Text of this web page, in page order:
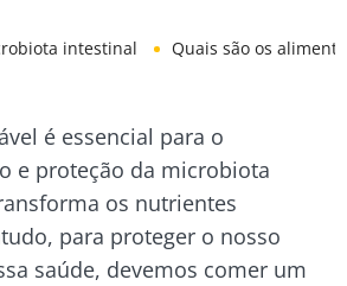
intestinal Quais são os alimentos para uma
é essencial para o
e proteção da microbiota
os nutrientes
para proteger o nosso
saúde, devemos comer um